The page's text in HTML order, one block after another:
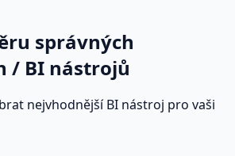
správných
/ BI nástrojů
nejvhodnější BI nástroj pro vaši